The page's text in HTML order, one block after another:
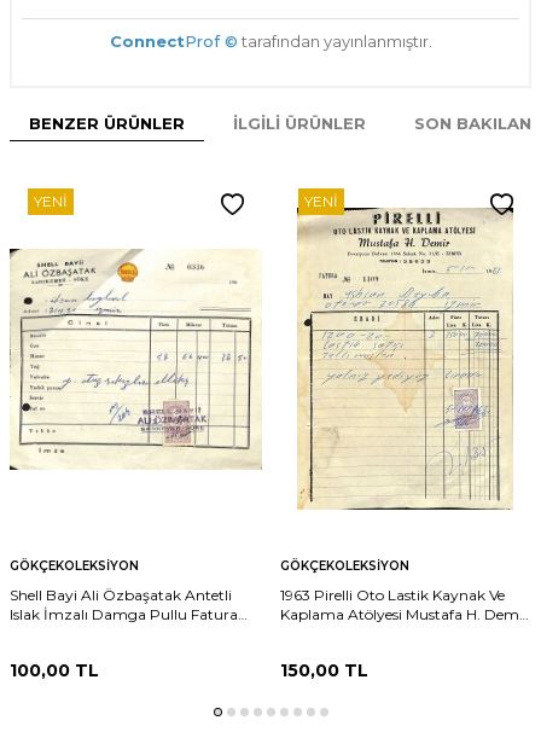
ConnectProf © tarafından yayınlanmıştır.
BENZER ÜRÜNLER İLGILI ÜRÜNLER SON
YENI
GÖKÇEKOLEKSIYON
Shell Bayi Ali Özbaşatak Antetli
Islak İmzalı Damga Pullu Fatura
100,00 TL
YENI
GÖKÇEKOLEKSIYON
1963 Pirelli Oto Lastik Kaynak Ve
Kaplama Atölyesi Mustafa H. Demir
150,00TL